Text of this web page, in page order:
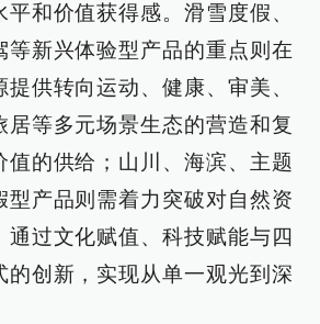
和价值获得感。滑雪度假、
等新兴体验型产品的重点则在
供转向运动、健康、审美、
居等多元场景生态的营造和复
值的供给；山川、海滨、主题
型产品则需着力突破对自然资
通过文化赋值、科技赋能与四
的创新，实现从单一观光到深